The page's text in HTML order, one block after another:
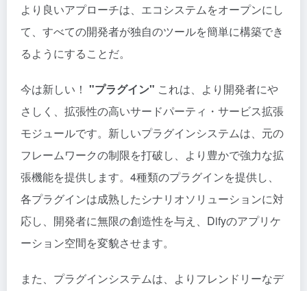
より良いアプローチは、エコシステムをオープンにし
て、すべての開発者が独自のツールを簡単に構築でき
るようにすることだ。
今は新しい！ "プラグイン" これは、より開発者にや
さしく、拡張性の高いサードパーティ・サービス拡張
モジュールです。新しいプラグインシステムは、元の
フレームワークの制限を打破し、より豊かで強力な拡
張機能を提供します。4種類のプラグインを提供し、
各プラグインは成熟したシナリオソリューションに対
応し、開発者に無限の創造性を与え、Difyのアプリケ
ーション空間を変貌させます。
また、プラグインシステムは、よりフレンドリーなデ